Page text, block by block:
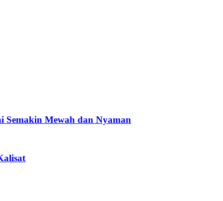
Mewah dan Nyaman